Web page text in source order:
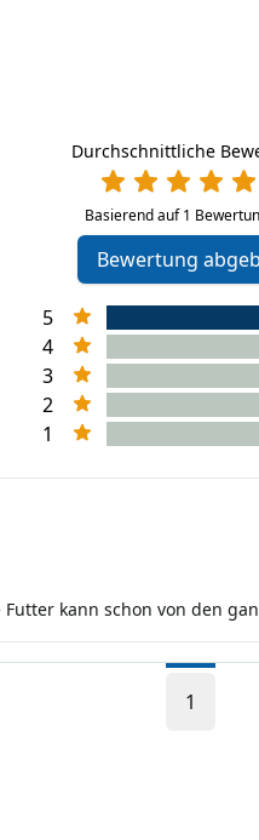
Durchschnittliche
Basierend auf 1
Bewertung
5
4
3
2
1
kann schon von den
1